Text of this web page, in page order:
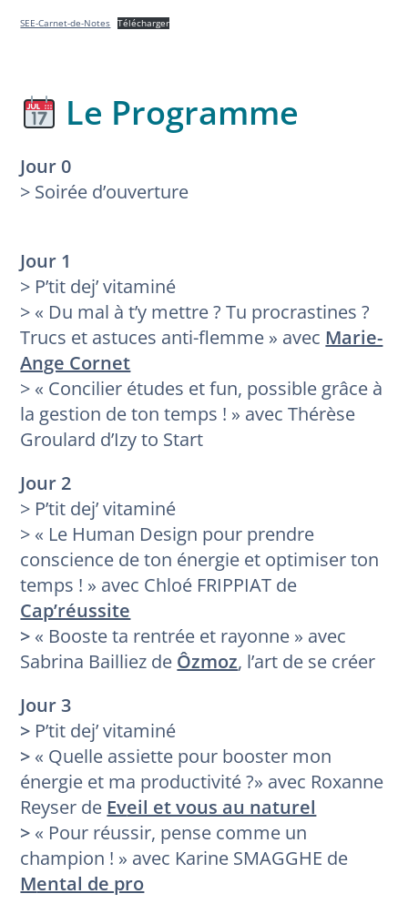
SEE-Carnet-de-Notes Télécharger
Le Programme
Jour 0
> Soirée d’ouverture
Jour 1
> P’tit dej’ vitaminé
> « Du mal à t’y mettre ? Tu procrastines ?
Trucs et astuces anti-flemme » avec Marie-
Ange Cornet
> « Concilier études et fun, possible grâce à
la gestion de ton temps ! » avec Thérèse
Groulard d’Izy to Start
Jour 2
> P’tit dej’ vitaminé
> « Le Human Design pour prendre
conscience de ton énergie et optimiser ton
temps ! » avec Chloé FRIPPIAT de
Cap’réussite
> « Booste ta rentrée et rayonne » avec
Sabrina Bailliez de Ôzmoz, l’art de se créer
Jour 3
> P’tit dej’ vitaminé
> « Quelle assiette pour booster mon
énergie et ma productivité ?» avec Roxanne
Reyser de Eveil et vous au naturel
> « Pour réussir, pense comme un
champion ! » avec Karine SMAGGHE de
Mental de pro